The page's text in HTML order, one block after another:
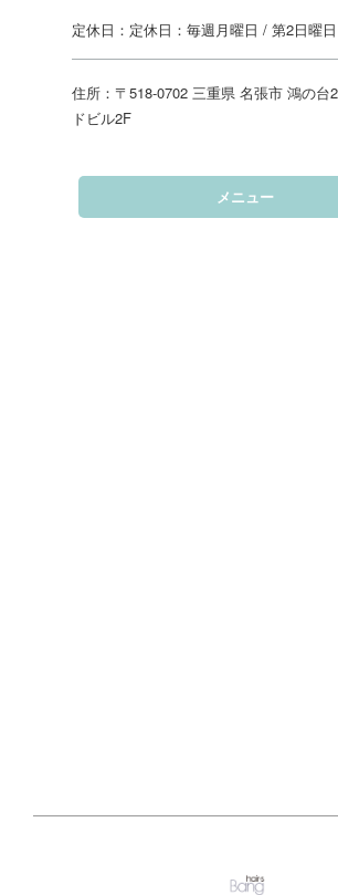
定休日：定休日：毎週月曜日 / 第2日曜日
住所：〒518-0702 三重県 名張市 鴻の台
ドビル2F
メニュー